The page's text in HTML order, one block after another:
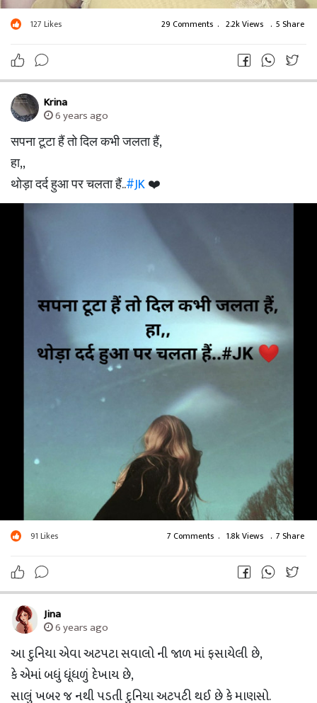
127 Likes 29 Comments . 2.2k Views . 5 Share
Krina
6 years ago
सपना टूटा हैं तो दिल कभी जलता हैं,
हा,,
थोड़ा दर्द हुआ पर चलता हैं..#JK❤️
91 Likes 7 Comments . 1.8k Views . 7 Share
Jina
6 years ago
આ દુનિયા એવા અટપટા સવાલો ની જાળ માં ફસાયેલી છે,
કે એમાં બધું ધૂંધળું દેખાય છે,
સાલું ખબર જ નથી પડતી દુનિયા અટપટી થઈ છે કે માણસો.